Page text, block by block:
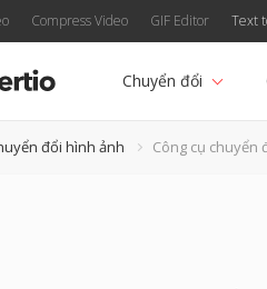
Compress Video GIF Editor Text
Chuyển đổi
đổi hình ảnh Công cụ chuyển